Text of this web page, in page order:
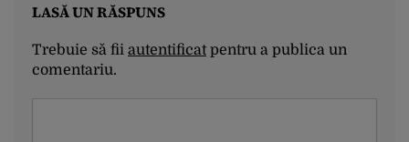
LASĂ UN RĂSPUNS
Trebuie să fii autentificatpentru a publica un
comentariu.